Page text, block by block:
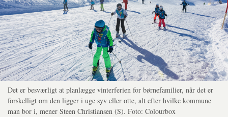
Det er besværligt at planlægge vinterferien for børnefamilier, når det er
forskelligt om den ligger i uge syv eller otte, alt efter hvilke kommune
man bor i, mener Steen Christiansen (S). Foto: Colourbox